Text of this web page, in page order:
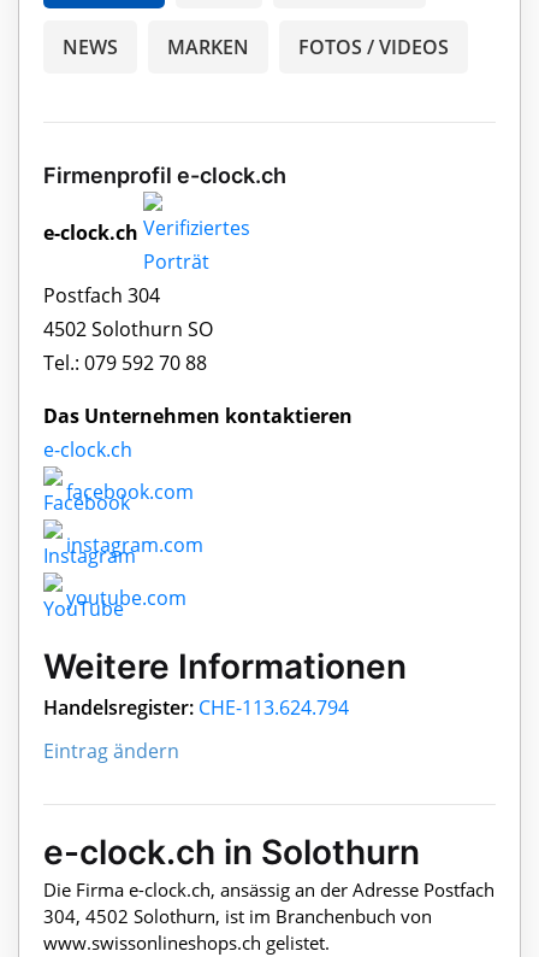
NEWS MARKEN FOTOS / VIDEOS
Firmenprofil e-clock.ch
e-clock.ch
Postfach 304
4502 Solothurn SO
Tel.: 079 592 70 88
Das Unternehmen kontaktieren
e-clock.ch
facebook.com
instagram.com
youtube.com
Weitere Informationen
Handelsregister: CHE-113.624.794
Eintrag ändern
e-clock.ch in Solothurn
Die Firma e-clock.ch, ansässig an der Adresse Postfach
304, 4502 Solothurn, ist im Branchenbuch von
www.swissonlineshops.ch gelistet.